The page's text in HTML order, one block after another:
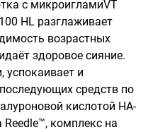
с микроигламиVT
HL разглаживает
возрастных
здоровое сияние.
успокаивает и
средств по
кислотой HA-
комплекс на